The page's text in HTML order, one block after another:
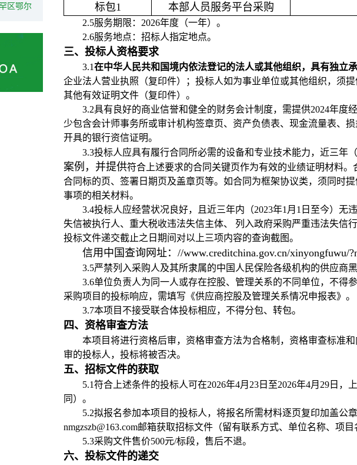
区鄂尔
标包1 本部人员服务平台采购
2.5服务期限：2026年度（一年）。
2.6服务地点：招标人指定地点。
三、投标人资格要求
3.1在中华人民共和国境内依法登记的法人或其他组织， 具有独立
企业法人营业执照（复印件）；投标人如为事业单位或其他组织，须
其他有效证明文件（复印件）。
3.2具有良好的商业信誉和健全的财务会计制度，需提供2024年度
少包含会计师事务所或审计机构签章页、资产负债表、现金流量表、
开具的银行资信证明。
3.3投标人应具有履行合同所必需的设备和专业技术能力，近三年
案例，并提供符合上述要求的合同关键页作为有效的业绩证明材料。
合同标的页、签署日期页及盖章页等。如合同为框架协议类，须同时
事项的相关材料。
3.4投标人应经营状况良好，且近三年内（2023年1月1日至今）无
失信被执行人、重大税收违法失信主体、 列入政府采购严重违法失信
投标文件递交截止之日期间对以上三项内容的查询截图。
信用中国查询网址：//www.creditchina.gov.cn/xinyongfuwu/
3.5严禁列入采购人及其所隶属的中国人民保险各级机构的供应商
3.6单位负责人为同一人或存在控股、管理关系的不同单位，不得
采购项目的投标响应，需填写《供应商控股及管理关系情况申报表》。
3.7本项目不接受联合体投标相应，不得分包、转包。
四、资格审查方法
本项目将进行资格后审，资格审查方法为合格制，资格审查标准
审的投标人，投标将被否决。
五、招标文件的获取
5.1符合上述条件的投标人可在2026年4月23日至2026年4月29日，
同）。
5.2拟报名参加本项目的投标人，将报名所需材料逐页复印加盖公
nmgzszb@163.com邮箱获取招标文件（留有联系方式、单位名称、项
5.3采购文件售价500元/标段，售后不退。
六、投标文件的递交